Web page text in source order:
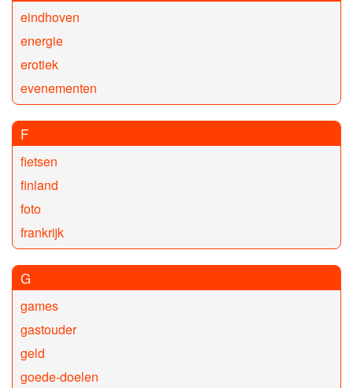
eindhoven
energie
erotiek
evenementen
F
fietsen
finland
foto
frankrijk
G
games
gastouder
geld
goede-doelen